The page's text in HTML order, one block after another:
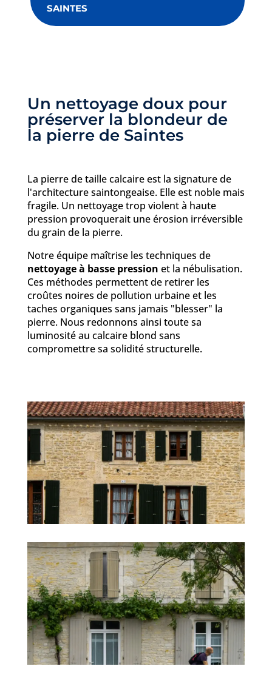
SAINTES
Un nettoyage doux pour
préserver la blondeur de
la pierre de Saintes
La pierre de taille calcaire est la signature de
l'architecture saintongeaise. Elle est noble mais
fragile. Un nettoyage trop violent à haute
pression provoquerait une érosion irréversible
du grain de la pierre.
Notre équipe maîtrise les techniques de
nettoyage à basse pression et la nébulisation.
Ces méthodes permettent de retirer les
croûtes noires de pollution urbaine et les
taches organiques sans jamais "blesser" la
pierre. Nous redonnons ainsi toute sa
luminosité au calcaire blond sans
compromettre sa solidité structurelle.